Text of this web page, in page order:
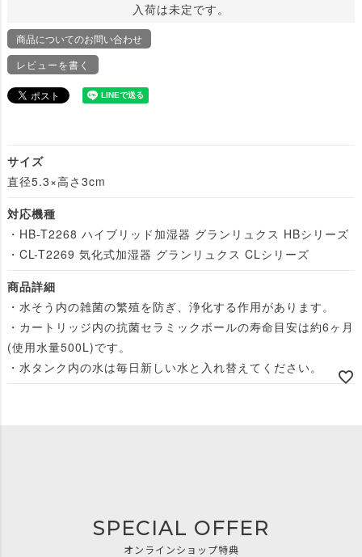
入荷は未定です。
商品についてのお問い合わせ
レビューを書く
サイズ
直径5.3×高さ3cm
対応機種
・HB-T2268 ハイブリッド加湿器 グランリュクス HBシリーズ
・CL-T2269 気化式加湿器 グランリュクス CLシリーズ
商品詳細
・水そう内の雑菌の繁殖を防ぎ、浄化する作用があります。
・カートリッジ内の抗菌セラミックボールの寿命目安は約6ヶ月
(使用水量500L)です。
・水タンク内の水は毎日新しい水と入れ替えてください。
SPECIAL OFFER
オンラインショップ特典